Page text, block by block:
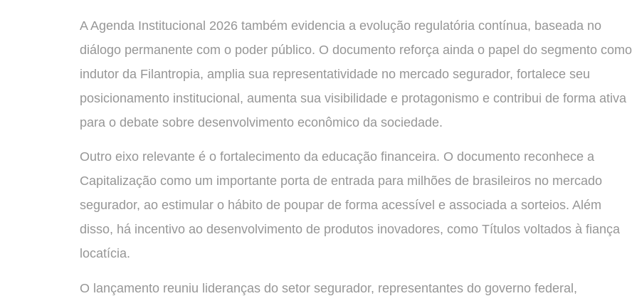
A Agenda Institucional 2026 também evidencia a evolução regulatória contínua, baseada no
diálogo permanente com o poder público. O documento reforça ainda o papel do segmento como
indutor da Filantropia, amplia sua representatividade no mercado segurador, fortalece seu
posicionamento institucional, aumenta sua visibilidade e protagonismo e contribui de forma ativa
para o debate sobre desenvolvimento econômico da sociedade.
Outro eixo relevante é o fortalecimento da educação financeira. O documento reconhece a
Capitalização como um importante porta de entrada para milhões de brasileiros no mercado
segurador, ao estimular o hábito de poupar de forma acessível e associada a sorteios. Além
disso, há incentivo ao desenvolvimento de produtos inovadores, como Títulos voltados à fiança
locatícia.
O lançamento reuniu lideranças do setor segurador, representantes do governo federal,